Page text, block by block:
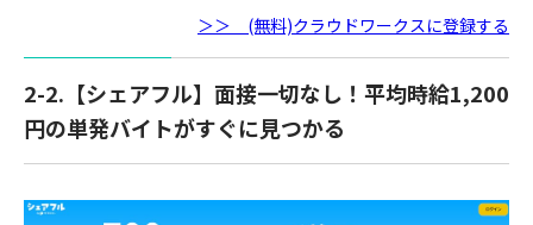
＞＞ (無料)クラウドワークスに登録する
2-2.【シェアフル】面接一切なし！平均時給1,200
円の単発バイトがすぐに見つかる